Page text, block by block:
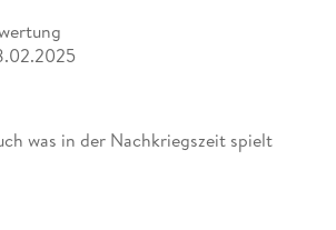
was in der Nachkriegszeit spielt